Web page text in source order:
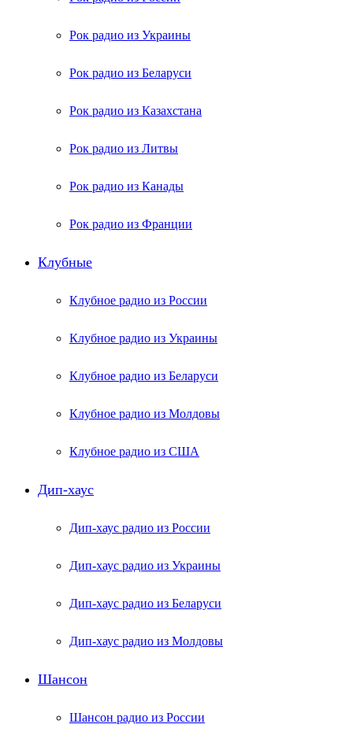
Рок радио из Украины
Рок радио из Беларуси
Рок радио из Казахстана
Рок радио из Литвы
Рок радио из Канады
Рок радио из Франции
Клубные
Клубное радио из России
Клубное радио из Украины
Клубное радио из Беларуси
Клубное радио из Молдовы
Клубное радио из США
Дип-хаус
Дип-хаус радио из России
Дип-хаус радио из Украины
Дип-хаус радио из Беларуси
Дип-хаус радио из Молдовы
Шансон
Шансон радио из России